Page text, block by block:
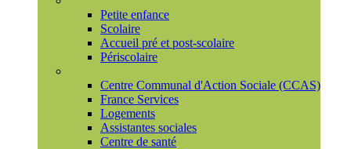
Petite enfance
Scolaire
Accueil pré et post-scolaire
Périscolaire
Centre Communal d'Action Sociale (CCAS)
France Services
Logements
Assistantes sociales
Centre de santé